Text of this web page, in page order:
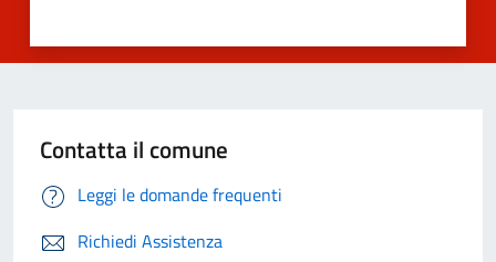
Contatta il comune
Leggi le domande frequenti
Richiedi Assistenza